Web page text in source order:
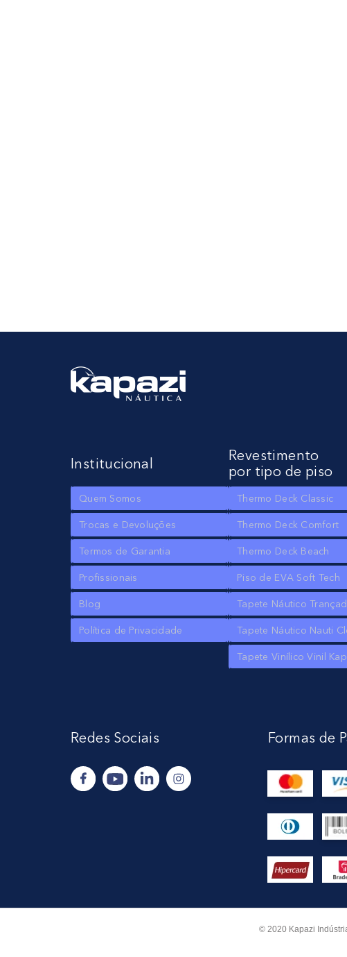
Institucional
Quem Somos
Trocas e Devoluções
Termos de Garantia
Profissionais
Blog
Política de Privacidade
Revestimento
por tipo de piso
Thermo Deck Classic
Thermo Deck Comfort
Thermo Deck Beach
Piso de EVA Soft Tech
Tapete Náutico
Tapete Náutico Nauti
Tapete Vinílico Vinil Kap
Redes Sociais Formas de
© 2020 Kapazi